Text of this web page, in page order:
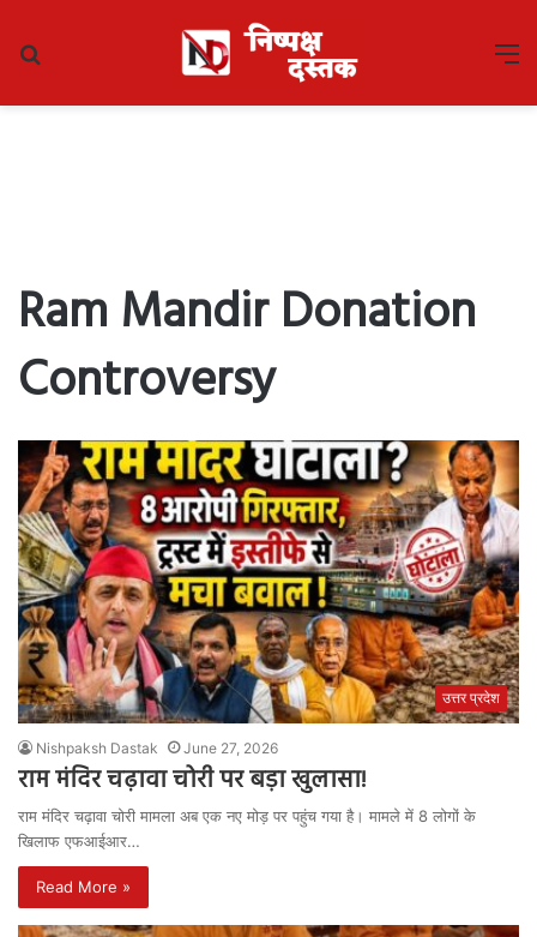
Ram Mandir Donation
Controversy
उत्तर प्रदेश
Nishpaksh Dastak June 27, 2026
राम मंदिर चढ़ावा चोरी पर बड़ा खुलासा!
राम मंदिर चढ़ावा चोरी मामला अब एक नए मोड़ पर पहुंच गया है। मामले में 8 लोगों के
खिलाफ एफआईआर…
Read More »